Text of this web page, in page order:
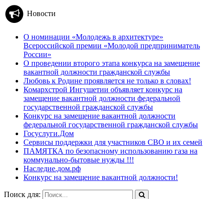
Новости
О номинации «Молодежь в архитектуре»
Всероссийской премии «Молодой предприниматель
России»
О проведении второго этапа конкурса на замещение
вакантной должности гражданской службы
Любовь к Родине проявляется не только в словах!
Комархстрой Ингушетии объявляет конкурс на
замещение вакантной должности федеральной
государственной гражданской службы
Конкурс на замещение вакантной должности
федеральной государственной гражданской службы
Госуслуги.Дом
Сервисы поддержки для участников СВО и их семей
ПАМЯТКА по безопасному использованию газа на
коммунально-бытовые нужды !!!
Наследие.дом.рф
Конкурс на замещение вакантной должности!
Поиск для: